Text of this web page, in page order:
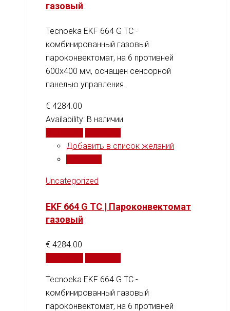
газовый
Tecnoeka EKF 664 G TC -
комбинированный газовый
пароконвектомат, на 6 противней
600x400 мм, оснащен сенсорной
панелью управления.
€ 4284.00
Availability: В наличии
Добавить в список желаний
Uncategorized
EKF 664 G TC | Пароконвектомат
газовый
€ 4284.00
Tecnoeka EKF 664 G TC -
комбинированный газовый
пароконвектомат, на 6 противней